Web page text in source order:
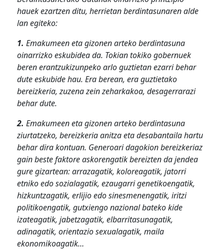
hauek ezartzen ditu, herrietan berdintasunaren alde
lan egiteko:
1. Emakumeen eta gizonen arteko berdintasuna
oinarrizko eskubidea da. Tokian tokiko gobernuek
beren erantzukizunpeko arlo guztietan ezarri behar
dute eskubide hau. Era berean, era guztietako
bereizkeria, zuzena zein zeharkakoa, desagerrarazi
behar dute.
2. Emakumeen eta gizonen arteko berdintasuna
ziurtatzeko, bereizkeria anitza eta desabantaila hartu
behar dira kontuan. Generoari dagokion bereizkeriaz
gain beste faktore askorengatik bereizten da jendea
gure gizartean: arrazagatik, koloreagatik, jatorri
etniko edo sozialagatik, ezaugarri genetikoengatik,
hizkuntzagatik, erlijio edo sinesmenengatik, iritzi
politikoengatik, gutxiengo nazional bateko kide
izateagatik, jabetzagatik, elbarritasunagatik,
adinagatik, orientazio sexualagatik, maila
ekonomikoagatik…